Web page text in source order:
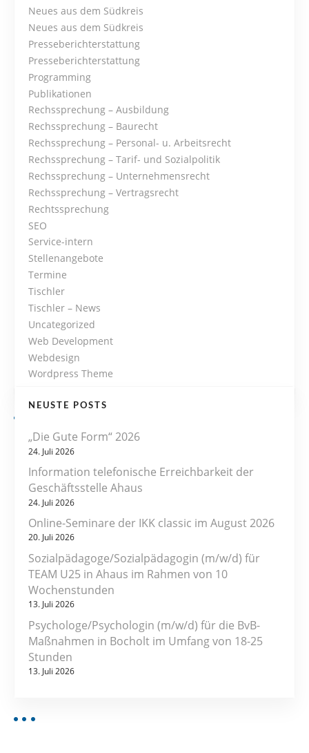
Neues aus dem Südkreis
Neues aus dem Südkreis
Presseberichterstattung
Presseberichterstattung
Programming
Publikationen
Rechssprechung – Ausbildung
Rechssprechung – Baurecht
Rechssprechung – Personal- u. Arbeitsrecht
Rechssprechung – Tarif- und Sozialpolitik
Rechssprechung – Unternehmensrecht
Rechssprechung – Vertragsrecht
Rechtssprechung
SEO
Service-intern
Stellenangebote
Termine
Tischler
Tischler – News
Uncategorized
Web Development
Webdesign
Wordpress Theme
NEUSTE POSTS
„Die Gute Form“ 2026
24. Juli 2026
Information telefonische Erreichbarkeit der
Geschäftsstelle Ahaus
24. Juli 2026
Online-Seminare der IKK classic im August 2026
20. Juli 2026
Sozialpädagoge/Sozialpädagogin (m/w/d) für
TEAM U25 in Ahaus im Rahmen von 10
Wochenstunden
13. Juli 2026
Psychologe/Psychologin (m/w/d) für die BvB-
Maßnahmen in Bocholt im Umfang von 18-25
Stunden
13. Juli 2026